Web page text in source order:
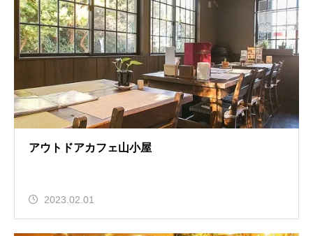
アウトドアカフェ山小屋
2023.02.01